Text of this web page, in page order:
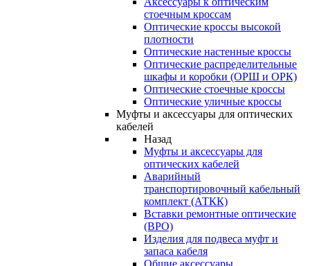
стоечным кроссам
Оптические кроссы высокой
плотности
Оптические настенные кроссы
Оптические распределительные
шкафы и коробки (ОРШ и ОРК)
Оптические стоечные кроссы
Оптические уличные кроссы
Муфты и аксессуары для оптических
кабелей
Назад
Муфты и аксессуары для
оптических кабелей
Аварийный
транспортировочный кабельный
комплект (АТКК)
Вставки ремонтные оптические
(ВРО)
Изделия для подвеса муфт и
запаса кабеля
Общие аксессуары